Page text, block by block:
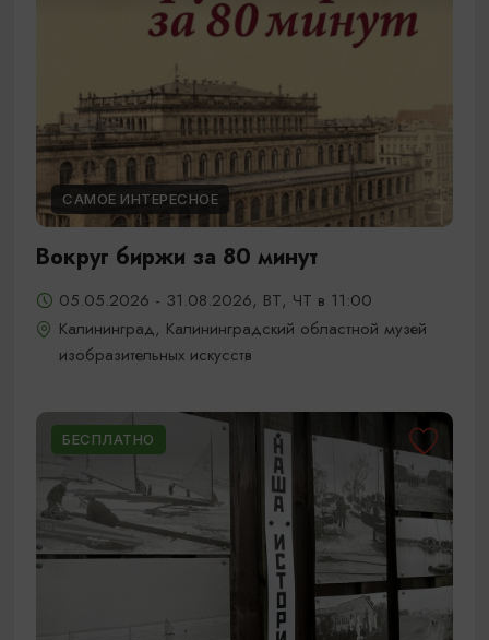
САМОЕ ИНТЕРЕСНОЕ
Вокруг биржи за 80 минут
05.05.2026 - 31.08.2026, ВТ, ЧТ в 11:00
Калининград, Калининградский областной музей
изобразительных искусств
БЕСПЛАТНО